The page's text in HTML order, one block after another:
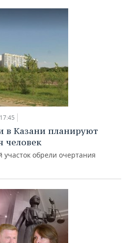
в Казани планируют
человек
обрели очертания